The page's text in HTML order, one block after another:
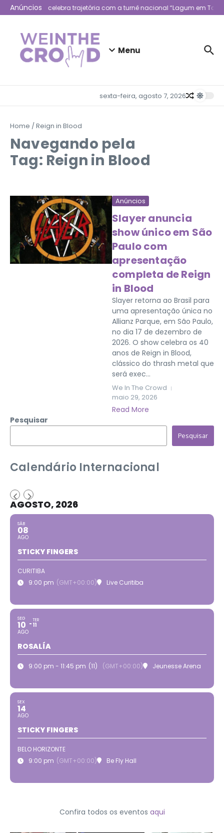
Ir para o conteúdo
Anúncios
Lagum celebra trajetória com a turnê nacional “Lagum em Todo
Menu
sexta-feira, agosto 7, 2026
Home /Reign in Blood
Navegando pela
Tag: Reign in Blood
Anúncios
Slayer anuncia
show único em São
Paulo com
apresentação
completa de Reign
in Blood
Slayer retorna ao Brasil para
uma apresentação única no
Allianz Parque, em São Paulo,
no dia 17 de dezembro de
2026. O show celebra os 40
anos de Reign in Blood,
clássico do thrash metal que
será exec...
We In The Crowd
maio 29, 2026
Read More
Pesquisar
Pesquisar
Calendário Internacional
AGOSTO, 2026
SÁB
08
AGO
STICKY FINGERS
CURITIBA
9:00 pm (GMT+00:00) Live Curitiba
SEG
10
AGO
TER
11
ROSALÍA
9:00 pm - 11:45 pm (11) (GMT+00:00) Jeunesse Arena
SEX
14
AGO
STICKY FINGERS
BELO HORIZONTE
9:00 pm (GMT+00:00) Be Fly Hall
Confira todos os eventos aqui